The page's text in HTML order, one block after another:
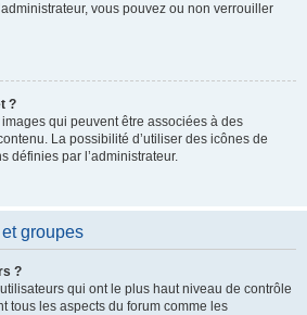
vous pouvez ou non verrouiller
?
qui peuvent être associées à des
La possibilité d’utiliser des icônes de
définies par l’administrateur.
groupes
?
qui ont le plus haut niveau de contrôle
tous les aspects du forum comme les